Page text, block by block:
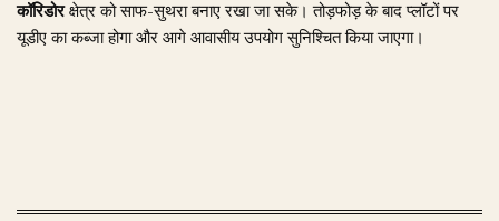
कॉरिडोरक्षेत्र को साफ-सुथरा बनाए रखा जा सके। तोड़फोड़ के बाद प्लॉटों पर
यूडीए का कब्जा होगा और आगे आवासीय उपयोग सुनिश्चित किया जाएगा।